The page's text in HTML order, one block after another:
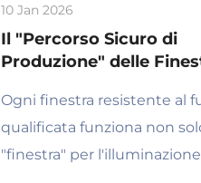
10 Jan 2026
Il "Percorso Sicuro di
Produzione" delle
Prime al Processo
Precisione per la
Ogni finestra resistente al
qualificata funziona non
"finestra" per l'illuminazione